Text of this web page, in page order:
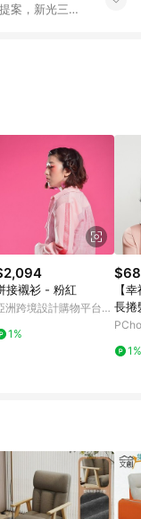
案，新光三越
帶來更愉悅美
接襯衫 - 粉紅
洲跨境設計購物平台
1%
【
長捲
型髮
1%